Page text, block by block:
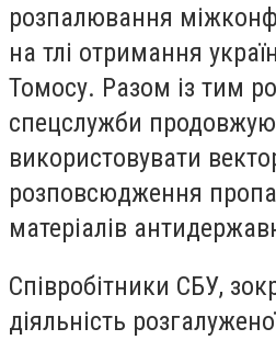
розпалювання
на тлі отримання
Томосу. Разом із тим
спецслужби
використовувати
розповсюдження
матеріалів
Співробітники СБУ,
діяльність